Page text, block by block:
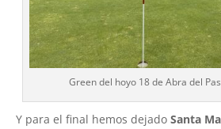
Green del hoyo 18 de Abra del
Y para el final hemos dejado Santa